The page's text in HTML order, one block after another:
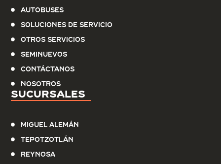
Sucursales
Miguel Alemán
Tepotzotlán
Reynosa
Autobuses
Soluciones de servicio
Otros Servicios
Seminuevos
Contáctanos
Nosotros